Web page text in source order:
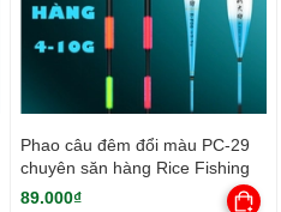
Phao câu đêm đổi màu PC-29
chuyên săn hàng Rice Fishing
89.000₫